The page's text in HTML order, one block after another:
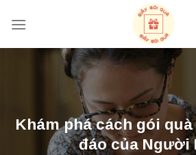
đến
Khám phá cách gói
đáo của Người